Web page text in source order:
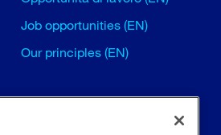
Job opportunities (EN)
Our principles (EN)